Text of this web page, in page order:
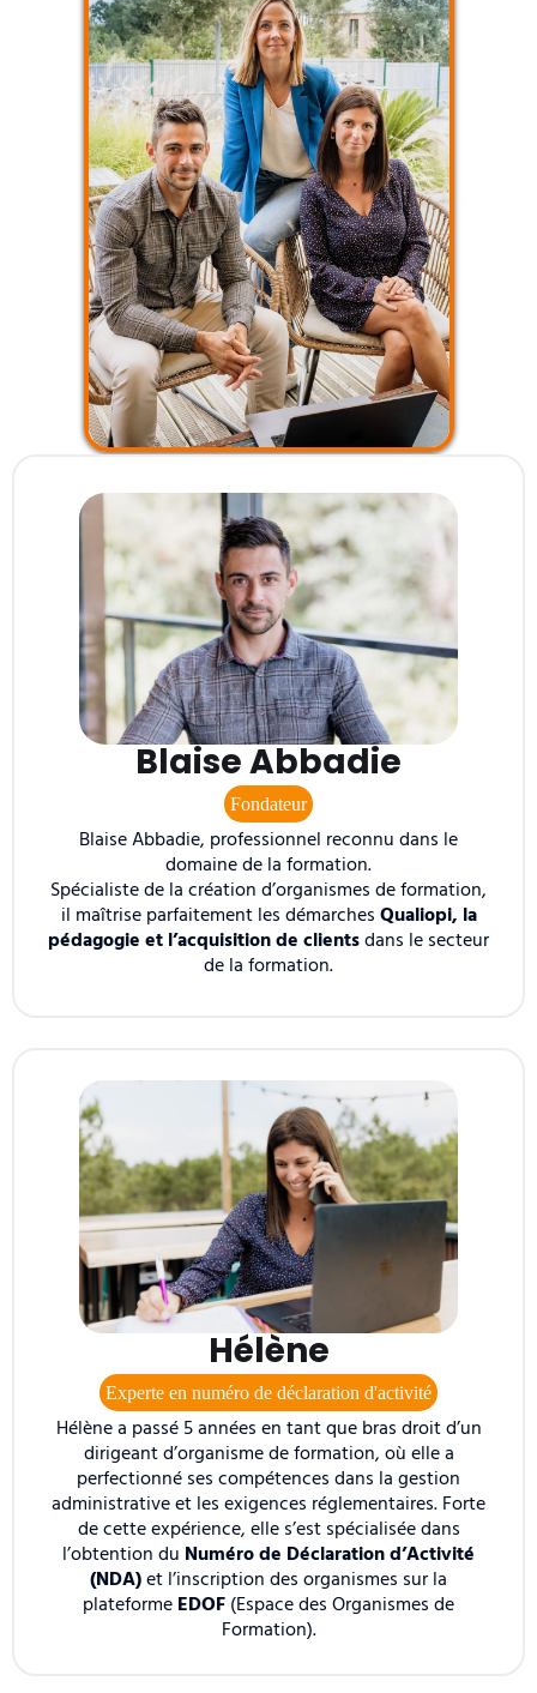
Blaise Abbadie
Fondateur
Blaise Abbadie, professionnel reconnu dans le
domaine de la formation.
Spécialiste de la création d’organismes de formation,
il maîtrise parfaitement les démarchesQualiopi, la
pédagogie et l’acquisition de clientsdans le secteur
de la formation.
Hélène
Experte en numéro de déclaration d'activité
Hélène a passé 5 années en tant que bras droit d’un
dirigeant d’organisme de formation, où elle a
perfectionné ses compétences dans la gestion
administrative et les exigences réglementaires. Forte
de cette expérience, elle s’est spécialisée dans
l’obtention du Numéro de Déclaration d’Activité
(NDA)et l’inscription des organismes sur la
plateformeEDOF(Espace des Organismes de
Formation).